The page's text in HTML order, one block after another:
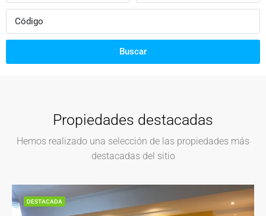
Buscar
Propiedades destacadas
Hemos realizado una selección de las propiedades más
destacadas del sitio
DESTACADA